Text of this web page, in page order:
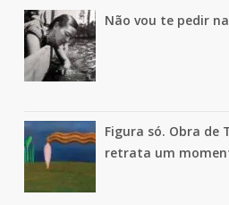
Não vou te pedir
Figura só. Obra de
retrata um